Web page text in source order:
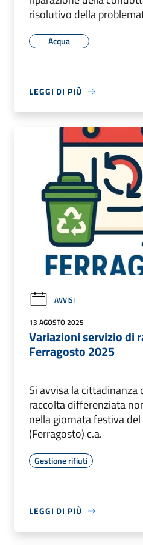
risolutivo della
Acqua
LEGGI DI PIÙ
AVVISI
13 AGOSTO 2025
Variazioni servizio di
Ferragosto 2025
Si avvisa la cittadinanza
raccolta differenziata
nella giornata festiva
(Ferragosto) c.a.
Gestione rifiuti
LEGGI DI PIÙ